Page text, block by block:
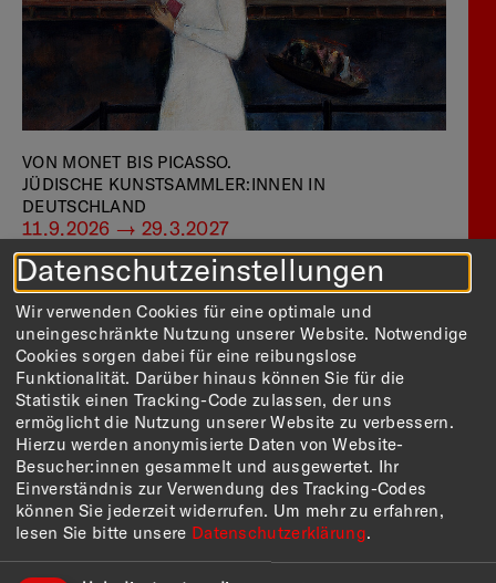
VON MONET BIS PICASSO.
JÜDISCHE KUNSTSAMMLER:INNEN IN
DEUTSCHLAND
11.9.2026 — 29.3.2027
Die Ausstellung rekonstruiert 15 bedeutende
Kunstsammlungen deutscher Jüdinnen und Juden
vor 1945 und führt viele ihrer heute weltweit
verstreuten Meisterwerke der Moderne wieder an
einem Ort zusammen. Präsentiert werden rund 100
Werke vom Realismus und Impressionismus bis zum
Expressionismus und der Neuen Sachlichkeit von
Künstler:innen wie Paul Cezanne, Lovis Corinth,
Ferdinand Hodler, Ernst Ludwig Kirchner, Franz Marc,
Paula Modersohn-Becker, Max Pechstein, Karl
Schmidt-Rottluff, Milly Steeger und vielen anderen.
Datenschutzeinstellungen
Wir verwenden Cookies für eine optimale und
uneingeschränkte Nutzung unserer Website. Notwendige
Cookies sorgen dabei für eine reibungslose
Funktionalität. Darüber hinaus können Sie für die
Statistik einen Tracking-Code zulassen, der uns
ermöglicht die Nutzung unserer Website zu verbessern.
Hierzu werden anonymisierte Daten von Website-
Besucher:innen gesammelt und ausgewertet. Ihr
Einverständnis zur Verwendung des Tracking-Codes
können Sie jederzeit widerrufen. Um mehr zu erfahren,
lesen Sie bitte unsere Datenschutzerklärung.